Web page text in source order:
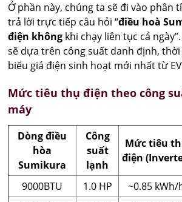
Ở phần này, chúng ta sẽ đi vào phân
trả lời trực tiếp câu hỏi “điều hoà
điện không khi chạy liên tục cả
sẽ dựa trên công suất danh định, thời
biểu giá điện sinh hoạt mới nhất từ
Mức tiêu thụ điện theo công
máy
Dòng điều
hòa
Sumikura
Công
suất
lạnh
Mức tiêu
điện
9000BTU
1.0 HP ~0.85 kWh/